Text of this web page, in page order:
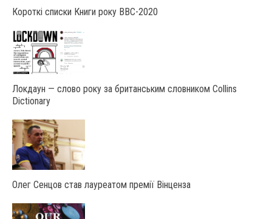
Короткі списки Книги року ВВС-2020
Локдаун — слово року за британським словником Collins
Dictionary
Олег Сенцов став лауреатом премії Вінценза